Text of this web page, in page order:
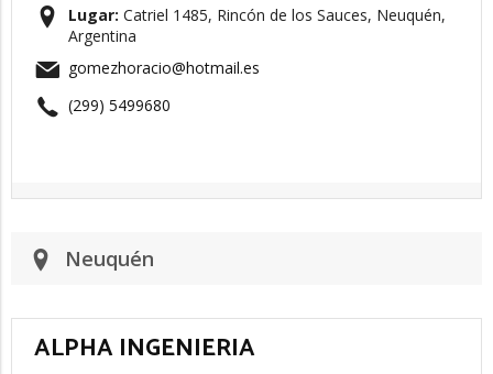
Lugar: Catriel 1485, Rincón de los Sauces, Neuquén,
Argentina
gomezhoracio@hotmail.es
(299) 5499680
Neuquén
ALPHA INGENIERIA